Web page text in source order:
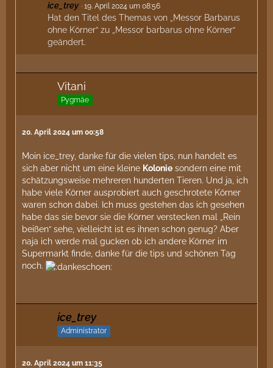
ice_trey 19. April 2024 um 08:56
Hat den Titel des Themas von „Messor Barbarus
ohne Körner“ zu „Messor barbarus ohne Körner“
geändert.
Vitani
Pygmäe
20. April 2024 um 00:58
Moin ice_trey, danke für die vielen tips, nun handelt es
sich aber nicht um eine kleine Kolonie sondern eine mit
schätzungsweise mehreren hunderten Tieren. Und ja, ich
habe viele Körner ausprobiert auch geschrotete Körner
waren schon dabei. Ich muss gestehen das ich gesehen
habe das sie bevor sie die Körner verstecken mal „Rein
beißen“ sehe, vielleicht ist es ihnen schon genug? Aber
naja ich werde mal gucken ob ich andere Körner im
Supermarkt finde, danke für die tips und schönen Tag
noch.
ice_trey
Administrator
20. April 2024 um 11:35